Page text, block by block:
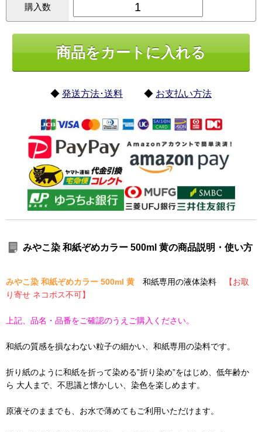
購入数
◆ 発送方法･送料 ◆ お支払い方法
みやこ染 和紙ぞめカラー 500ml 黄の商品説明・使い方
みやこ染 和紙ぞめカラー 500ml 黄 和紙専用の液体染料
【お取
り寄せ ネコポス不可】
上記、品名・品番をご確認のうえご購入ください。
和紙の質感を損なわない粒子の細かい、和紙専用の染料です。
折り紙のように和紙を折って染める”折り染め”をはじめ、低年齢か
ら 大人まで、不思議と懐かしい、染色を楽しめます。
原液そのままでも、お水で薄めてもご利用いただけます。